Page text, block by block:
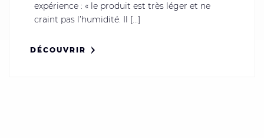
expérience : « le produit est très léger et ne
craint pas l’humidité. Il [...]
DÉCOUVRIR